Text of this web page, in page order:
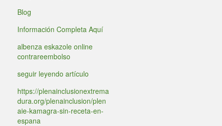
Blog
Información Completa Aquí
albenza eskazole online
contrareembolso
seguir leyendo artículo
https://plenainclusionextrema
dura.org/plenainclusion/plen
aie-kamagra-sin-receta-en-
espana